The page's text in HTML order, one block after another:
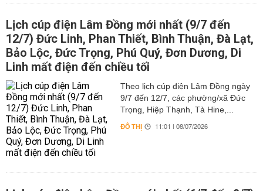
Lịch cúp điện Lâm Đồng mới nhất (9/7 đến
12/7) Đức Linh, Phan Thiết, Bình Thuận, Đà Lạt,
Bảo Lộc, Đức Trọng, Phú Quý, Đơn Dương, Di
Linh mất điện đến chiều tối
Theo lịch cúp điện Lâm Đồng ngày
9/7 đến 12/7, các phường/xã Đức
Trọng, Hiệp Thạnh, Tà Hine,...
ĐÔ THỊ 11:01 | 08/07/2026